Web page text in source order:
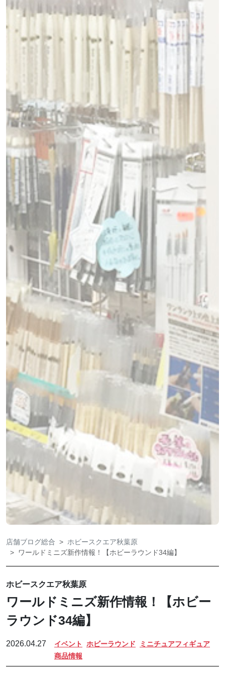
店舗ブログ総合
ホビースクエア秋葉原
ワールドミニズ新作情報！【ホビーラウンド34編】
ホビースクエア秋葉原
ワールドミニズ新作情報！【ホビー
ラウンド34編】
2026.04.27 イベント ホビーラウンド
ミニチュアフィギュア
商品情報